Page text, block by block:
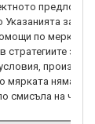
за
по мерки,
стратегиите за
мярката няма да
смисъла на чл.